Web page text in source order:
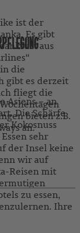
ist der
Es gibt
aus
die
gibt es derzeit
fliegt die
bieten z.B.
an.
Asiens – an
Die Schärfe
Kokosnuss
sehr
der Insel keine
wir auf
Reisen mit
zu essen,
Ihre